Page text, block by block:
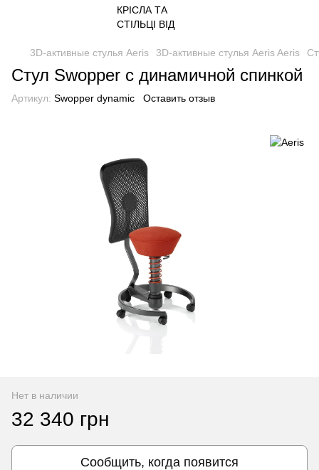
3D-активные стулья Aeris 3D-активные стулья Aeris Aeris
Стул Swopper с динамичной спинкой
Артикул: Swopper dynamic Оставить отзыв
Нет в наличии
32 340 грн
Сообщить, когда появится